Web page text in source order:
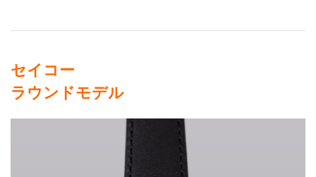
セイコー
ラウンドモデル